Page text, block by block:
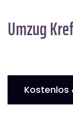
Umzug
Kostenlos